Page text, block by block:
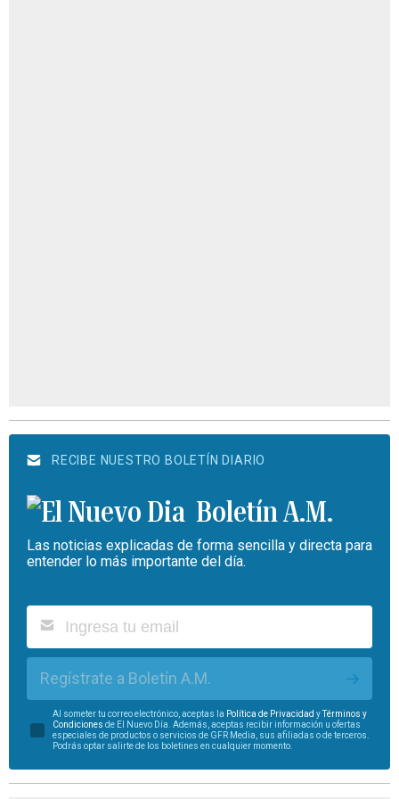
RECIBE NUESTRO BOLETÍN DIARIO
Boletín A.M.
Las noticias explicadas de forma sencilla y directa para
entender lo más importante del día.
Regístrate a Boletín A.M.
Al someter tu correo electrónico, aceptas la Política de Privacidad yTérminos y
Condiciones de El Nuevo Día. Además, aceptas recibir información u ofertas
especiales de productos o servicios de GFR Media, sus afiliadas o de terceros.
Podrás optar salirte de los boletines en cualquier momento.